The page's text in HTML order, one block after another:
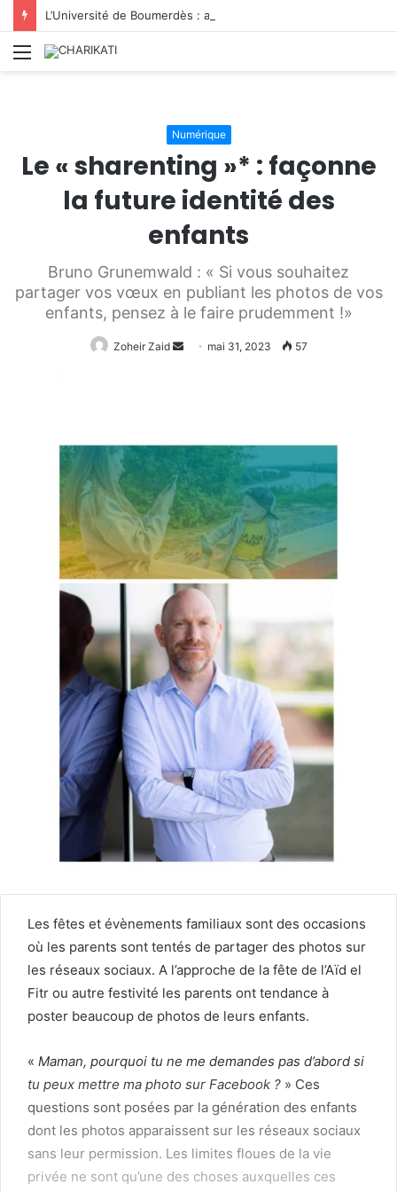
Menu
Numérique
Le « sharenting »* : façonne
la future identité des
enfants
Bruno Grunemwald : « Si vous souhaitez
partager vos vœux en publiant les photos de vos
enfants, pensez à le faire prudemment !»
Zoheir Zaid
Envoyermai 31, 2023 57
Les fêtes et évènements familiaux sont des occasions
où les parents sont tentés de partager des photos sur
les réseaux sociaux. A l’approche de la fête de l’Aïd el
Fitr ou autre festivité les parents ont tendance à
poster beaucoup de photos de leurs enfants.
« Maman, pourquoi tu ne me demandes pas d’abord si
tu peux mettre ma photo sur Facebook ? » Ces
questions sont posées par la génération des enfants
dont les photos apparaissent sur les réseaux sociaux
sans leur permission. Les limites floues de la vie
privée ne sont qu’une des choses auxquelles ces